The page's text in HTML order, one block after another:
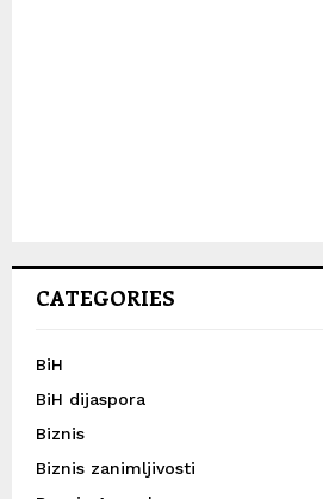
CATEGORIES
BiH
BiH dijaspora
Biznis
Biznis zanimljivosti